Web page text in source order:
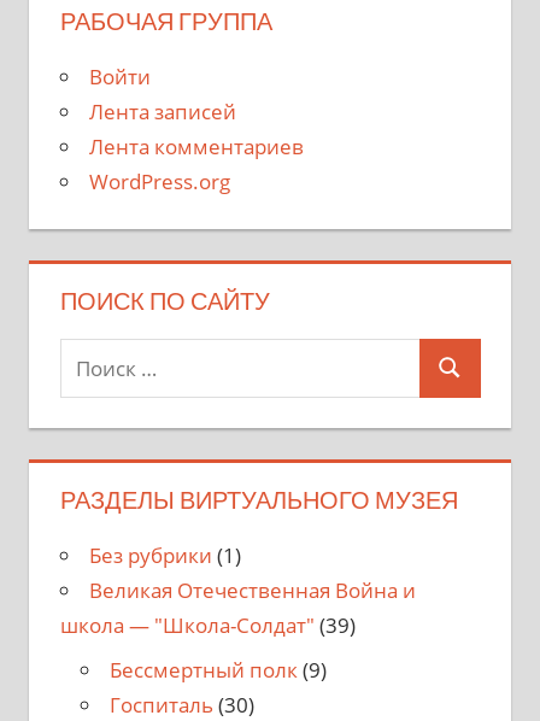
РАБОЧАЯ ГРУППА
Войти
Лента записей
Лента комментариев
WordPress.org
ПОИСК ПО САЙТУ
Поиск
РАЗДЕЛЫ ВИРТУАЛЬНОГО МУЗЕЯ
Без рубрики (1)
Великая Отечественная Война и
школа — "Школа-Солдат" (39)
Бессмертный полк(9)
Госпиталь (30)